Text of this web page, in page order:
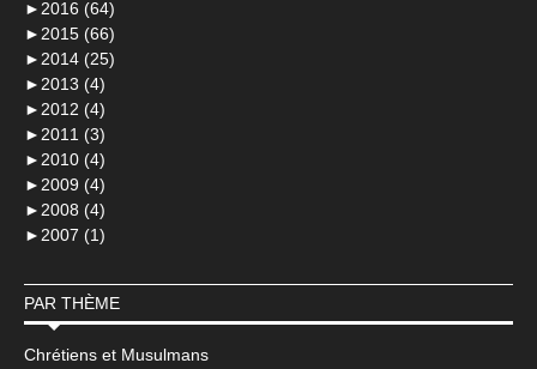
► 2016 (64)
► 2015 (66)
► 2014 (25)
► 2013 (4)
► 2012 (4)
► 2011 (3)
► 2010 (4)
► 2009 (4)
► 2008 (4)
► 2007 (1)
PAR THÈME
Chrétiens et Musulmans